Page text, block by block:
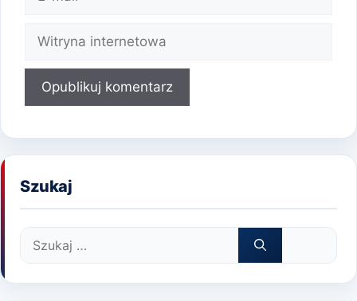
Witryna
Szukaj
Szukaj: